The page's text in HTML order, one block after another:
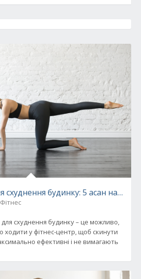
схуднення будинку: 5 асан на 10
Фітнес
схуднення будинку – це можливо,
ходити у фітнес-центр, щоб скинути
ефективні і не вимагають